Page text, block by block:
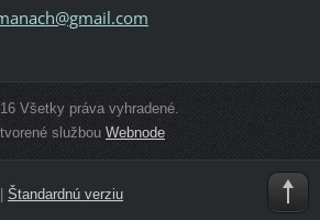
ach@gmail.com
Všetky práva vyhradené.
službouWebnode
Štandardnú verziu